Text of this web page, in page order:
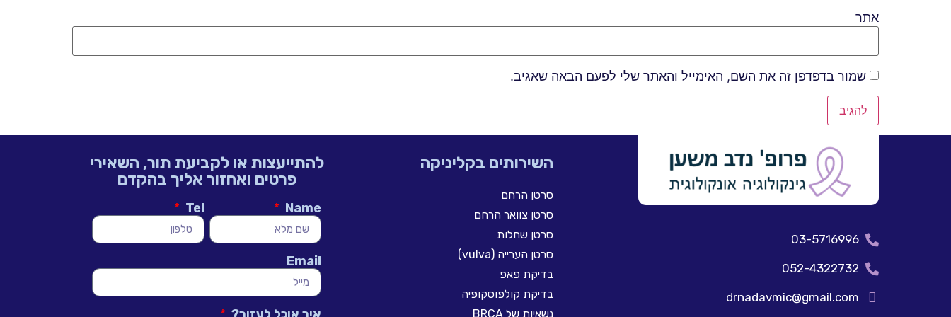
אתר
שמור בדפדפן זה את השם, האימייל והאתר שלי לפעם הבאה שאגיב.
03-5716996
052-4322732
drnadavmic@gmail.com
השירותים בקליניקה
סרטן הרחם
סרטן צוואר הרחם
סרטן שחלות
סרטן הערייה (vulva)
בדיקת פאפ
בדיקת קולפוסקופיה
נשאיות של BRCA
להתייעצות או לקביעת תור, השאירי
פרטים ואחזור אליך בהקדם
Name
Tel
Email